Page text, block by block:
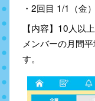
・2回目 1/1（金
【内容】10人以
メンバーの月間
す。